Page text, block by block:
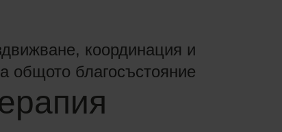
координация и
общото благосъстояние